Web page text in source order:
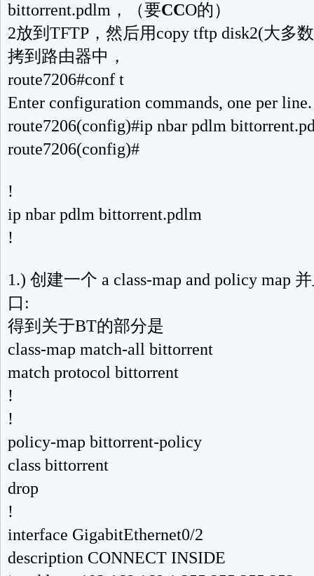
bittorrent.pdlm，（要CCO的）
2放到TFTP，然后用copy tftp disk2(大多
拷到路由器中，
route7206#conf t
Enter configuration commands, one per
route7206(config)#ip nbar pdlm
route7206(config)#
!
ip nbar pdlm bittorrent.pdlm
!
1.) 创建一个 a class-map and policy map
口:
得到关于BT的部分是
class-map match-all bittorrent
match protocol bittorrent
!
!
policy-map bittorrent-policy
class bittorrent
drop
!
interface GigabitEthernet0/2
description CONNECT INSIDE